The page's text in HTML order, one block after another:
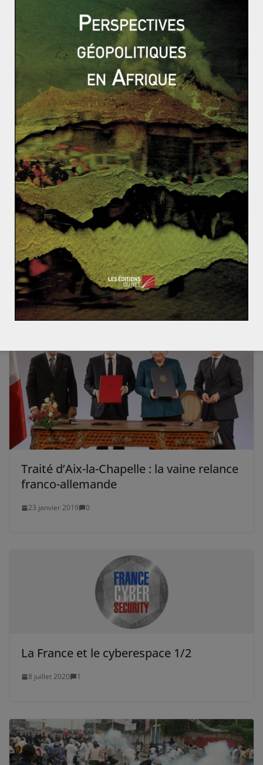
remporté l’investiture puis l’élection de 2008, réalisant
ensuite deux mandats, l’on aurait pu avoir 28 ans de vie
politique, entre 1991 et 2017 au cours de laquelle deux
familles se seraient partagées la présidence ! Voire 32
ou 36 si Jeb Bush réalisait ensuite un ou deux mandats
Ces véritables dynasties, bien en place et
redoutablement efficaces, ont de quoi surprendre et
même parfois choquer. Elles sont inimaginables dans
la succession au pouvoir dans les démocraties
européennes. Un tel phénomène est d’autant plus
surprenant et paradoxal pour l’observateur européen
qu’il apparaît presqu’impossible d’en remettre en cause
les fondements démocratiques.
Qu’est-ce que la CEDH ?
100 ans du génocide arménien : une plaie de l’Histoir
e toujours ouverte
Traité d’Aix-la-Chapelle : la vaine relance
franco-allemande
23 janvier 2019 0
La France et le cyberespace 1/2
8 juillet 2020 1